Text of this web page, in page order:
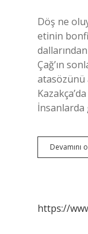
Döş ne
etinin
Çağ’ın
atasözünü
Devamını
https://